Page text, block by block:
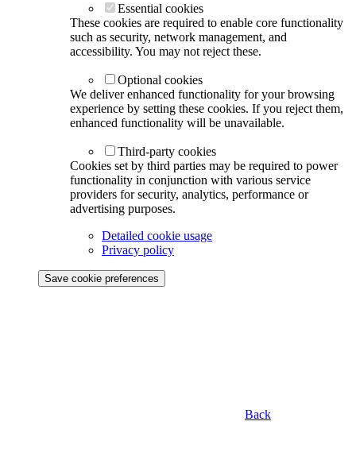
Essential cookies
These cookies are required to enable core functionality
such as security, network management, and
accessibility. You may not reject these.
Optional cookies
We deliver enhanced functionality for your browsing
experience by setting these cookies. If you reject them,
enhanced functionality will be unavailable.
Third-party cookies
Cookies set by third parties may be required to power
functionality in conjunction with various service
providers for security, analytics, performance or
advertising purposes.
Detailed cookie usage
Privacy policy
Save cookie preferences
Back